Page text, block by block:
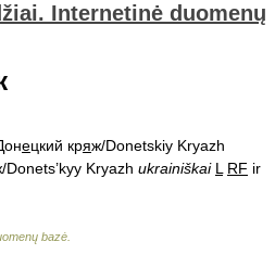
Internetinė duomenų
ецкий кряж/Donetskiy Kryazh
Donets’kyy Kryazh ukrainiškai L RF ir
bazė